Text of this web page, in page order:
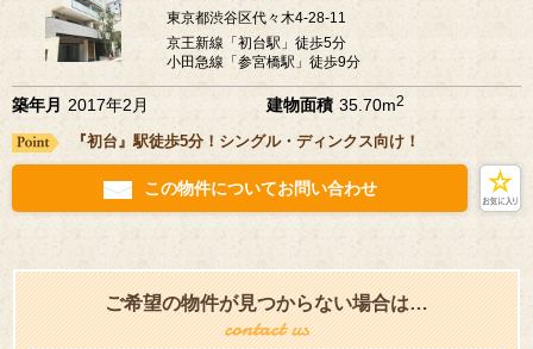
東京都渋谷区代々木4-28-11
京王新線「初台駅」徒歩5分
小田急線「参宮橋駅」徒歩9分
築年月 2017年2月 建物面積 35.70m2
『初台』駅徒歩5分！シングル・ディンクス向け！
この物件についてお問い合わせ
ご希望の物件が見つからない場合は…